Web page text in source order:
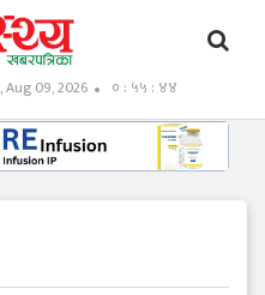
Aug 09, 2026 ० : ५५ : ४५